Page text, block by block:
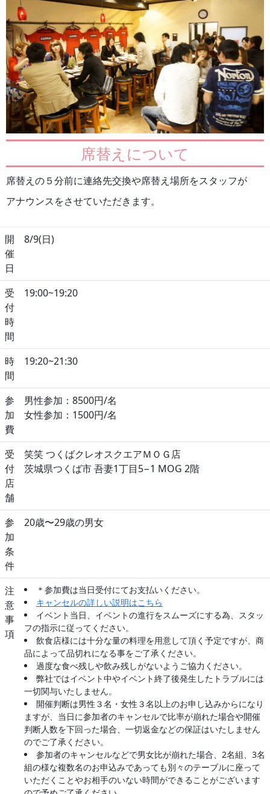
席替えについて
席替えの５分前に連絡先交換や席替え場所をスタッフが
アナウンスをさせていただきます。
開
催
日
8/9(日)
受
付
時
間
19:00~19:20
時
間
19:20~21:30
参
加
費
男性参加：8500円/名
女性参加：1500円/名
受
付
店
舗
笑笑 つくばクレオスクエアＭＯＧ店
茨城県つくば市 吾妻1丁目5−1 MOG 2階
参
加
条
件
20歳〜29歳の男女
注
意
事
項
＊参加費は当日受付にてお支払いください。
キャンセルの詳しい説明はこちら
イベント当日、イベントの進行をスムーズにする為、スタッ
フの指示に従ってください。
飲食店様には十分な量の料理を用意して頂く予定ですが、商
品によって品切れになる事をご了承ください。
過度な食べ残しや飲み残しがないようご協力ください。
弊社ではイベント中やイベント終了後発生したトラブルには
一切関与いたしません。
開催判断は男性３名・女性３名以上のお申し込みからになり
ますが、当日に参加者のキャンセルで比率が崩れた場合や開催
判断人数を下回った場合、一切返金などの保証はいたしません
のでご了承ください。
参加者のキャンセルなどで男女比が崩れた場合、2名組、3名
組の様な複数名のお申込みであっても別々のテーブルに座って
いただくことやお相手のいない時間ができることがございます